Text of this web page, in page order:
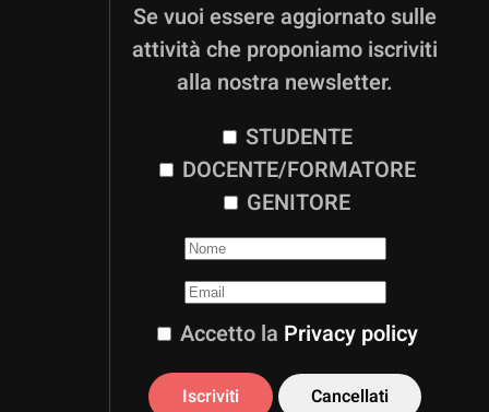
Se vuoi essere aggiornato sulle
attività che proponiamo iscriviti
alla nostra newsletter.
STUDENTE
DOCENTE/FORMATORE
GENITORE
Accetto la Privacy policy